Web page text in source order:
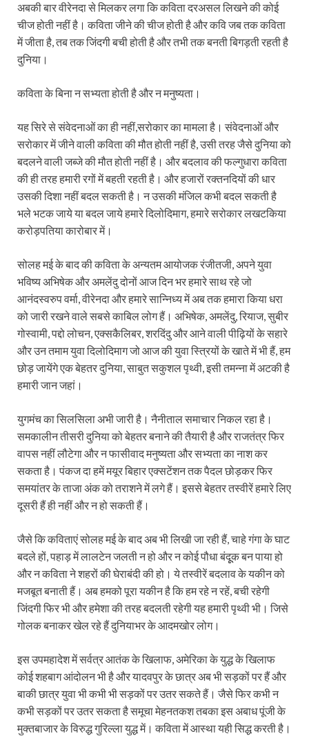
अबकी बार वीरेनदा से मिलकर लगा कि कविता दरअसल लिखने की कोई
चीज होती नहीं है। कविता जीने की चीज होती है और कवि जब तक कविता
में जीता है, तब तक जिंदगी बची होती है और तभी तक बनती बिगड़ती रहती है
दुनिया।
कविता के बिना न सभ्यता होती है और न मनुष्यता।
यह सिरे से संवेदनाओं का ही नहीं,सरोकार का मामला है। संवेदनाओं और
सरोकार में जीने वाली कविता की मौत होती नहीं है, उसी तरह जैसे दुनिया को
बदलने वाली जब्जे की मौत होती नहीं है। और बदलाव की फल्गुधारा कविता
की ही तरह हमारी रगों में बहती रहती है। और हजारों रक्तनदियों की धार
उसकी दिशा नहीं बदल सकती है। न उसकी मंजिल कभी बदल सकती है
भले भटक जाये या बदल जाये हमारे दिलोदिमाग, हमारे सरोकार लखटकिया
करोड़पतिया कारोबार में।
सोलह मई के बाद की कविता के अन्यतम आयोजक रंजीतजी, अपने युवा
भविष्य अभिषेक और अमलेंदु दोनों आज दिन भर हमारे साथ रहे जो
आनंदस्वरुप वर्मा, वीरेनदा और हमारे सान्निध्य में अब तक हमारा किया धरा
को जारी रखने वाले सबसे काबिल लोग हैं। अभिषेक, अमलेंदु, रियाज, सुबीर
गोस्वामी, पद्दो लोचन, एक्‍सकैलिबर, शरदिंदु और आने वाली पीढ़ियों के सहारे
और उन तमाम युवा दिलोदिमाग जो आज की युवा स्त्रियों के खाते में भी हैं, हम
छोड़ जायेंगे एक बेहतर दुनिया, साबुत सकुशल पृथ्वी, इसी तमन्ना में अटकी है
हमारी जान जहां।
युगमंच का सिलसिला अभी जारी है। नैनीताल समाचार निकल रहा है।
समकालीन तीसरी दुनिया को बेहतर बनाने की तैयारी है और राजतंत्र फिर
वापस नहीं लौटेगा और न फासीवाद मनुष्यता और सभ्यता का नाश कर
सकता है। पंकज दा हमें मयूर बिहार एक्सटेंशन तक पैदल छोड़कर फिर
समयांतर के ताजा अंक को तराशने में लगे हैं। इससे बेहतर तस्वीरें हमारे लिए
दूसरी हैं ही नहीं और न हो सकती हैं।
जैसे कि कविताएं सोलह मई के बाद अब भी लिखी जा रही हैं, चाहे गंगा के घाट
बदले हों, पहाड़ में लालटेन जलती न हो और न कोई पौधा बंदूूक बन पाया हो
और न कविता ने शहरों की घेराबंदी की हो। ये तस्वीरें बदलाव के यकीन को
मजबूत बनाती हैं। अब हमको पूरा यकीन है कि हम रहे न रहें, बची रहेगी
जिंदगी फिर भी और हमेशा की तरह बदलती रहेगी यह हमारी पृथ्वी भी। जिसे
गोलक बनाकर खेल रहे हैं दुनियाभर के आदमखोर लोग।
इस उपमहादेश में सर्वत्र आतंक के खिलाफ, अमेरिका के युद्ध के खिलाफ
कोई शहबाग आंदोलन भी है और यादवपुर के छात्र अब भी सड़कों पर हैं और
बाकी छात्र युवा भी कभी भी सड़कों पर उतर सकते हैं। जैसे फिर कभी न
कभी सड़कों पर उतर सकता है समूचा मेहनतकश तबका इस अबाध पूंजी के
मुक्तबाजार के विरुद्ध गुरिल्ला युद्ध में। कविता में आस्था यही सिद्ध करती है।